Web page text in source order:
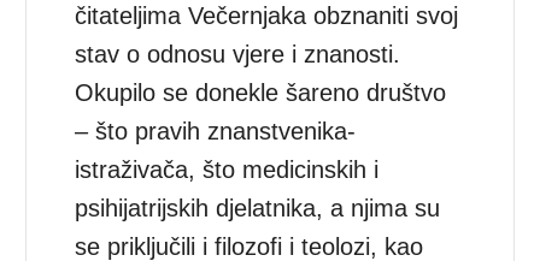
čitateljima Večernjaka obznaniti svoj
stav o odnosu vjere i znanosti.
Okupilo se donekle šareno društvo
– što pravih znanstvenika-
istraživača, što medicinskih i
psihijatrijskih djelatnika, a njima su
se priključili i filozofi i teolozi, kao